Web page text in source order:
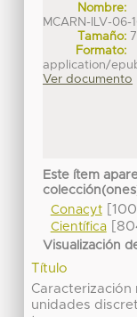
Nombre:
MCARN-ILV-06-
Tamaño:
Formato:
application/
Ver documento
Este ítem
Conacyt
Científica
Visualización
Título
Caracterización
unidades